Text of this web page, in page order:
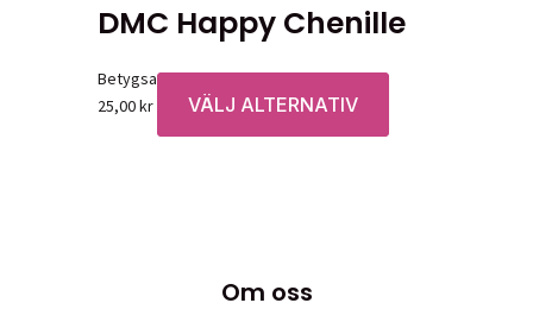
DMC Happy Chenille
Betygsatt0av 5
25,00kr VÄLJ ALTERNATIV
här
Om oss